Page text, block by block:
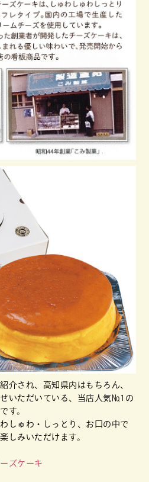
介され、高知県内はもちろん、
いただいている、当店人気№1の
す。
しゅわ・しっとり、お口の中で
しみいただけます。
ズケーキ